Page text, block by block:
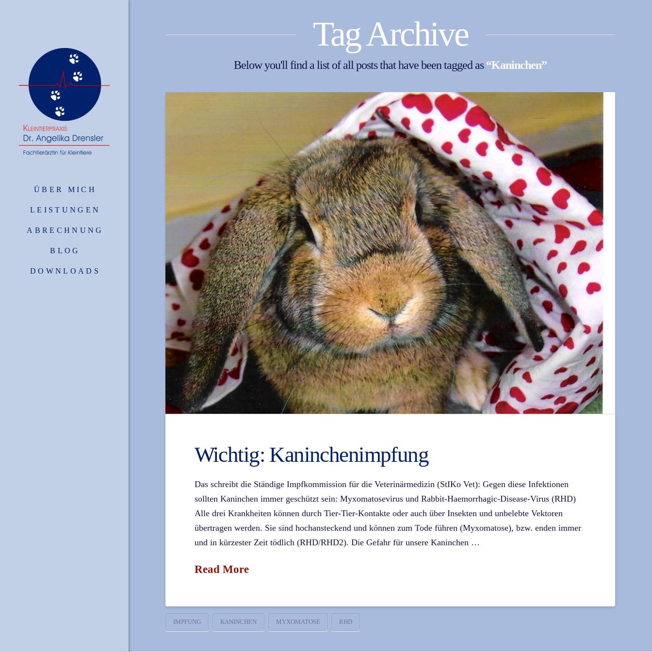
ÜBER MICH
LEISTUNGEN
ABRECHNUNG
BLOG
DOWNLOADS
Tag Archive
Below you'll find a list of all posts that have been tagged as“Kaninchen”
Wichtig: Kaninchenimpfung
Das schreibt die Ständige Impfkommission für die Veterinärmedizin (StIKo Vet): Gegen diese Infektionen
sollten Kaninchen immer geschützt sein: Myxomatosevirus und Rabbit-Haemorrhagic-Disease-Virus (RHD)
Alle drei Krankheiten können durch Tier-Tier-Kontakte oder auch über Insekten und unbelebte Vektoren
übertragen werden. Sie sind hochansteckend und können zum Tode führen (Myxomatose), bzw. enden immer
und in kürzester Zeit tödlich (RHD/RHD2). Die Gefahr für unsere Kaninchen …
Read More
IMPFUNG KANINCHEN MYXOMATOSE RHD